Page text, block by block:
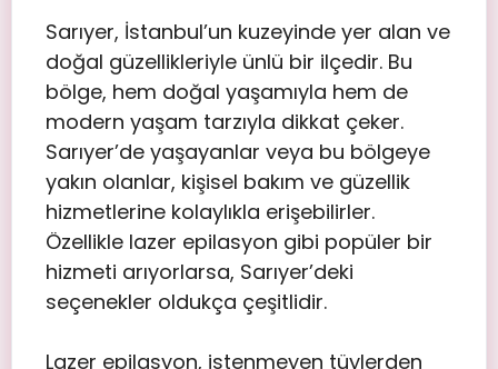
Sarıyer, İstanbul’un kuzeyinde yer alan ve
doğal güzellikleriyle ünlü bir ilçedir. Bu
bölge, hem doğal yaşamıyla hem de
modern yaşam tarzıyla dikkat çeker.
Sarıyer’de yaşayanlar veya bu bölgeye
yakın olanlar, kişisel bakım ve güzellik
hizmetlerine kolaylıkla erişebilirler.
Özellikle lazer epilasyon gibi popüler bir
hizmeti arıyorlarsa, Sarıyer’deki
seçenekler oldukça çeşitlidir.
Lazer epilasyon, istenmeyen tüylerden